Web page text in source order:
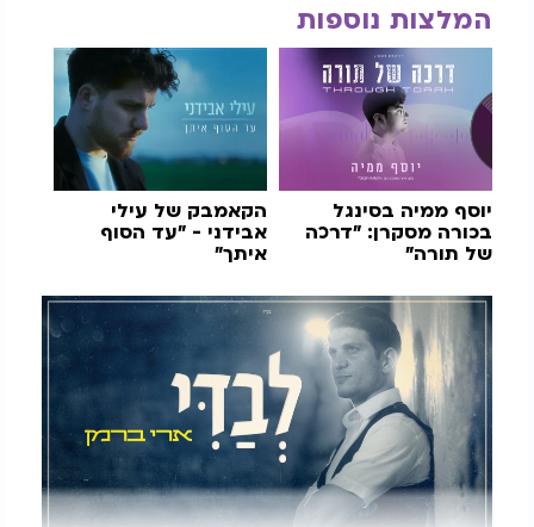
המלצות נוספות
יוסף ממיה בסינגל
בכורה מסקרן: "דרכה
של תורה"
הקאמבק של עילי
אבידני - "עד הסוף
איתך"